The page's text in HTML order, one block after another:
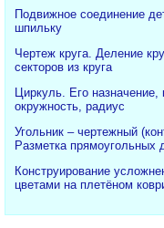
Подвижное соединение
шпильку
Чертеж круга. Деление
секторов из круга
Циркуль. Его назначение,
окружность, радиус
Угольник – чертежный
Разметка прямоугольных
Конструирование
цветами на плетёном